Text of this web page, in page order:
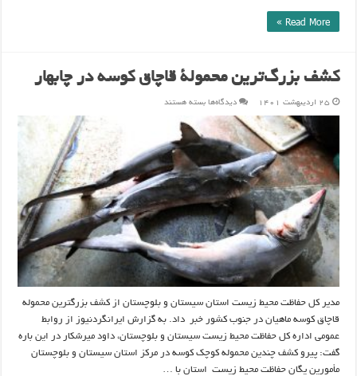
Read More »
کشف بزرگ‌ترین محمولۀ قاچاق کوسه در چابهار
۲۵ اردیبهشت ۱۴۰۱ دیدگاه‌هابرای
بزرگ‌ترین
محمولۀ
قاچاق
کوسه
چابهار
بسته هستند
مدیر کل حفاظت محیط زیست استان سیستان و بلوچستان از کشف بزرگترین محموله
قاچاق کوسه ماهیان در جنوب کشور خبر داد. به گزارش ایرانگردنیوز از روابط
عمومی اداره کل حفاظت محیط زیست سیستان و بلوچستان، داود میرشکار در این باره
گفت: پیرو کشف چندین محموله کوچک کوسه در مرکز استان سیستان و بلوچستان
مأمورین یگان حفاظت محیط زیست استان با …